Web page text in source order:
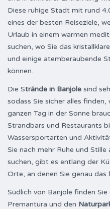
Diese ruhige Stadt mit rund
eines der besten Reiseziele,
Urlaub in einem warmen
suchen, wo Sie das
und einige atemberaubende
können.
Die Strände in Banjole sind
sodass Sie sicher alles finden,
ganzen Tag in der Sonne
Strandbars und Restaurants
Wassersportarten und
Sie nach mehr Ruhe und
suchen, gibt es entlang der
Orte, an denen Sie genau das
Südlich von Banjole finden
Premantura und den